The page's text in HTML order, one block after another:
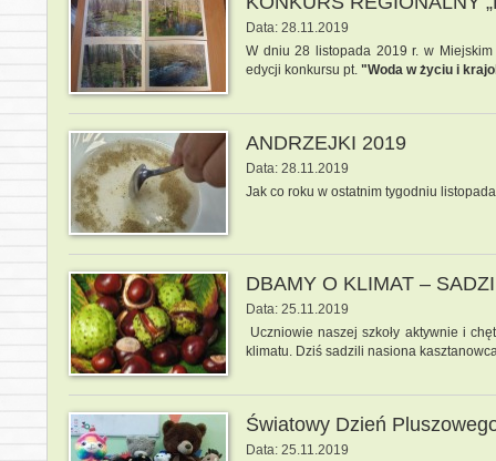
Data: 28.11.2019
W dniu 28 listopada 2019 r. w Miejskim
edycji konkursu pt. "Woda w życiu i
ANDRZEJKI 2019
Data: 28.11.2019
Jak co roku w ostatnim tygodniu
DBAMY O KLIMAT –
Data: 25.11.2019
Uczniowie naszej szkoły aktywnie i
klimatu. Dziś sadzili nasiona
Światowy Dzień
Data: 25.11.2019